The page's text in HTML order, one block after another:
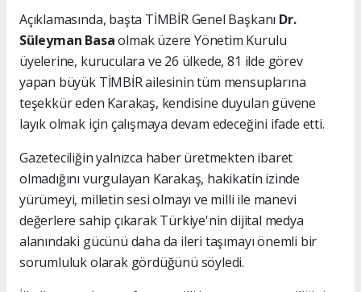
Açıklamasında, başta TİMBİR Genel Başkanı Dr.
Süleyman Basaolmak üzere Yönetim Kurulu
üyelerine, kuruculara ve 26 ülkede, 81 ilde görev
yapan büyük TİMBİR ailesinin tüm mensuplarına
teşekkür eden Karakaş, kendisine duyulan güvene
layık olmak için çalışmaya devam edeceğini ifade etti.
Gazeteciliğin yalnızca haber üretmekten ibaret
olmadığını vurgulayan Karakaş, hakikatin izinde
yürümeyi, milletin sesi olmayı ve milli ile manevi
değerlere sahip çıkarak Türkiye'nin dijital medya
alanındaki gücünü daha da ileri taşımayı önemli bir
sorumluluk olarak gördüğünü söyledi.